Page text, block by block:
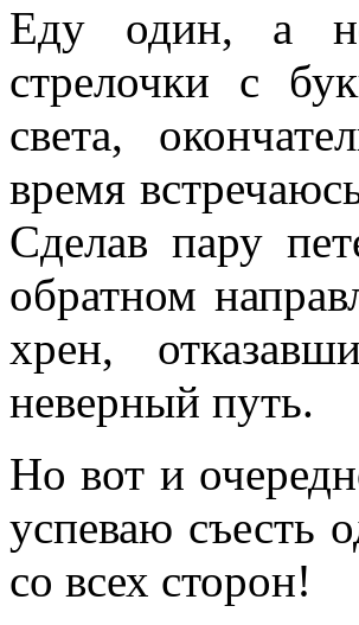
Еду один, а
стрелочки с
света,
время
Сделав пару
обратном
хрен,
неверный путь.
Но вот и
успеваю съесть
со всех сторон!